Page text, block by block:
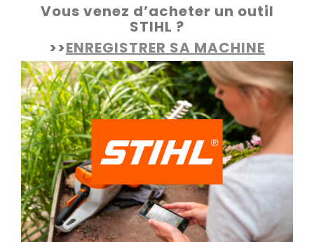
Vous venez d’acheter un outil
STIHL ?
>>ENREGISTRER SA MACHINE